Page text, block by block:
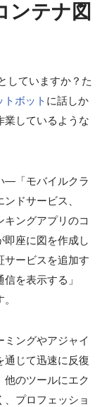
ンテナ図
していますか？た
ボット に話しか
業しているような
—「モバイルクラ
ドサービス、
ングアプリのコ
座に図を作成し
サービスを追加す
を表示する」
ミングやアジャイ
通じて迅速に反復
他のツールにエク
、プロフェッショ